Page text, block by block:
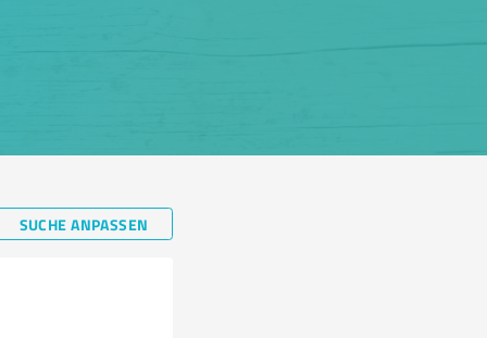
SUCHE ANPASSEN